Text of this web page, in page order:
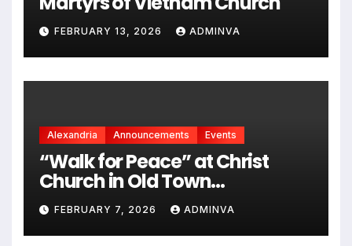
FEBRUARY 13, 2026 ADMINVA
Alexandria Announcements Events
“Walk for Peace” at Christ
Church in Old Town
Alexandria on Monday,
February 9, 2026
FEBRUARY 7, 2026 ADMINVA